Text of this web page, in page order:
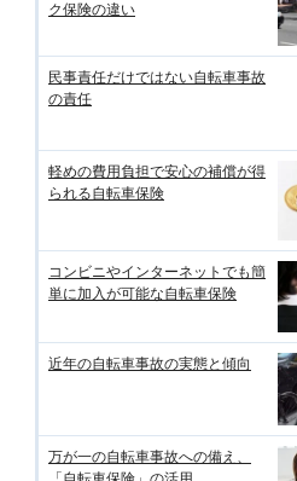
ク保険の違い
民事責任だけではない自転車事故
の責任
軽めの費用負担で安心の補償が得
られる自転車保険
コンビニやインターネットでも簡
単に加入が可能な自転車保険
近年の自転車事故の実態と傾向
万が一の自転車事故への備え、